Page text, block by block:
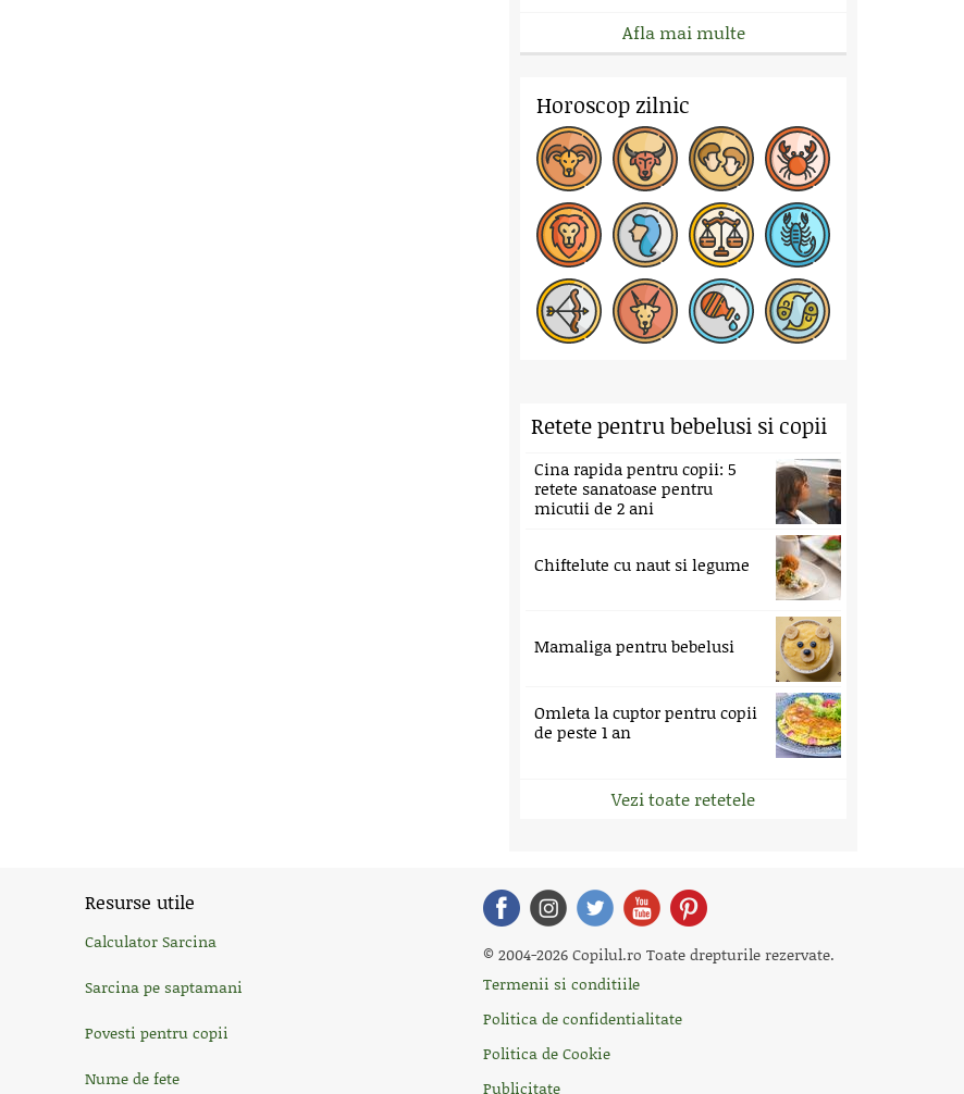
Afla mai multe
Horoscop zilnic
Retete pentru bebelusi si copii
Cina rapida pentru copii: 5
retete sanatoase pentru
micutii de 2 ani
Chiftelute cu naut si legume
Mamaliga pentru bebelusi
Omleta la cuptor pentru copii
de peste 1 an
Vezi toate retetele
Resurse utile
Calculator Sarcina
Sarcina pe saptamani
Povesti pentru copii
Nume de fete
© 2004-2026 Copilul.ro Toate drepturile rezervate.
Termenii si conditiile
Politica de confidentialitate
Politica de Cookie
Publicitate